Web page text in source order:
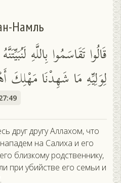
Намль
قَالُوا تَقَاسَمُوا بِاللَّهِ
لِوَلِيِّهِ مَا شَهِدْنَا مَهْلِكَ
друг другу Аллахом, что
на Салиха и его
близкому родственнику,
при убийстве его семьи и